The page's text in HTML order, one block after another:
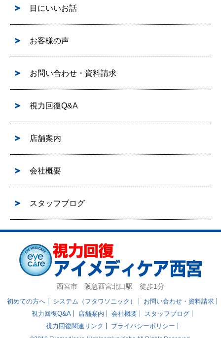
目にいいお話
お客様の声
お問い合わせ・資料請求
視力回復Q&A
店舗案内
会社概要
スタッフブログ
西宮市 阪急西宮北口駅 徒歩1分
初めての方へ システム（フタワソニック）
お問い合わせ・資料請求
視力回復Q&A
店舗案内 会社概要
スタッフブログ
視力回復関連リンク
プライバシーポリシー